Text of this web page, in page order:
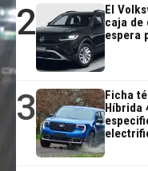
2
El
caja de
espera
3
Ficha
Híbrida